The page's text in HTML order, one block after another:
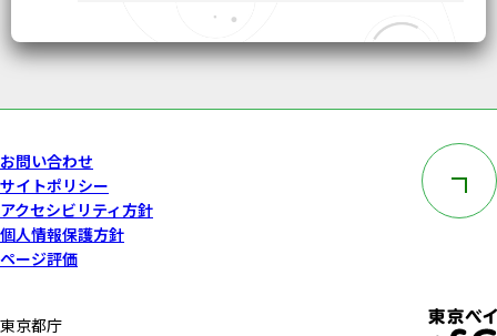
お問い合わせ
サイトポリシー
アクセシビリティ方針
個人情報保護方針
ページ評価
このペー
東京都庁